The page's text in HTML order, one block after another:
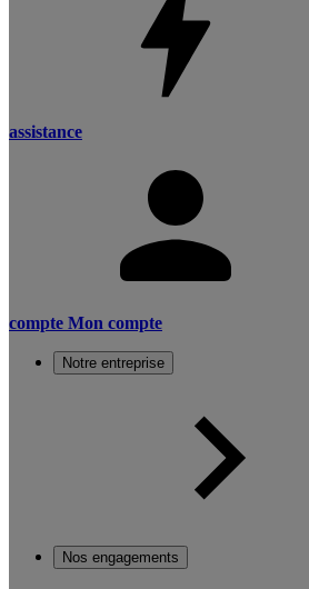
assistance
compte Mon compte
Notre entreprise
Nos engagements